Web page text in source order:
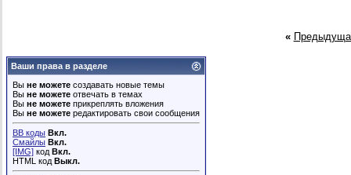
«
Ваши права в разделе
Вы не можете создавать новые темы
Вы не можете отвечать в темах
Вы не можете прикреплять вложения
Вы не можете редактировать свои сообщения
BB коды Вкл.
Смайлы Вкл.
[IMG] код Вкл.
HTML код Выкл.